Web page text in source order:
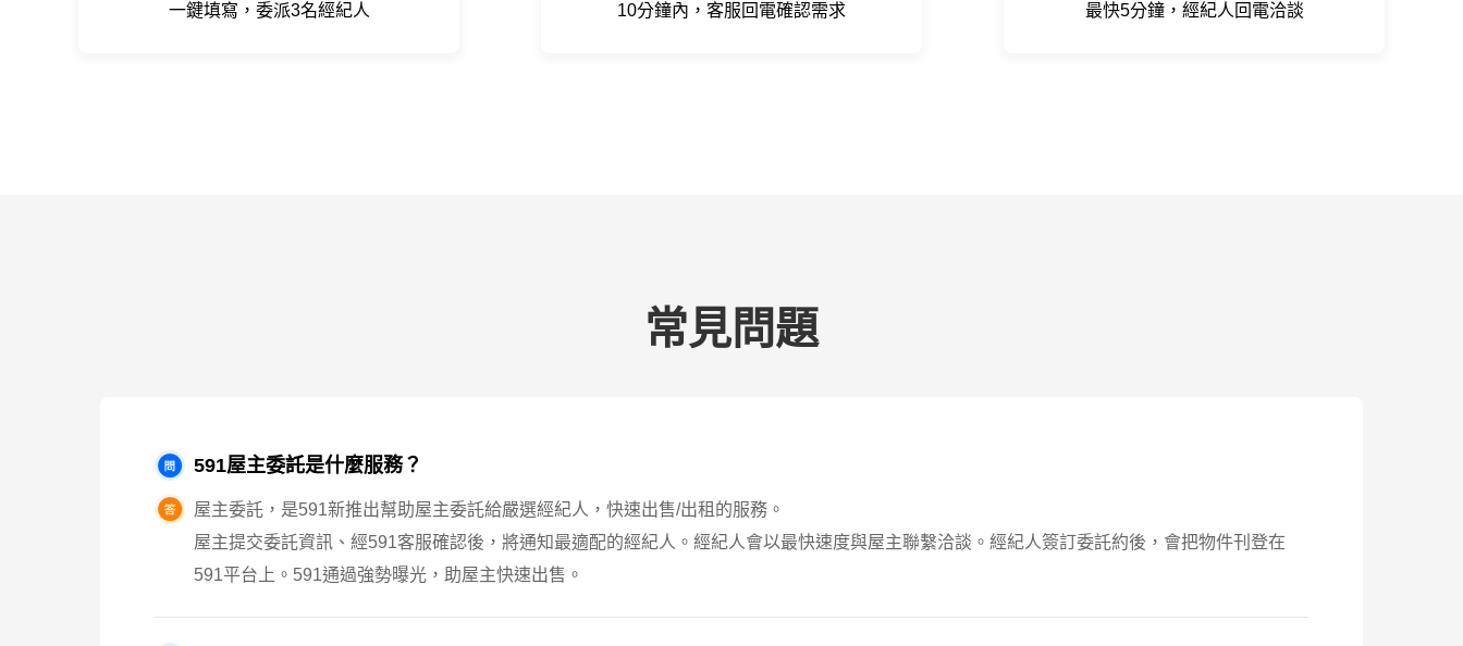
一鍵填寫，委派3名經紀人 10分鐘內，客服回電確認需求 最快5分鐘，經紀人回電洽談
常見問題
591屋主委託是什麼服務？
屋主委託，是591新推出幫助屋主委託給嚴選經紀人，快速出售/出租的服務。
屋主提交委託資訊、經591客服確認後，將通知最適配的經紀人。經紀人會以最快速度與屋主聯繫洽談。經紀人簽訂委託約後，會把物件刊登在
591平台上。591通過強勢曝光，助屋主快速出售。